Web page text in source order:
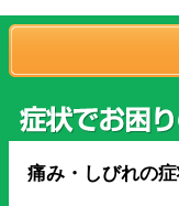
痛み・しびれの